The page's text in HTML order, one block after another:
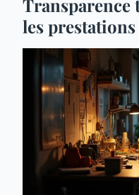
les prestations